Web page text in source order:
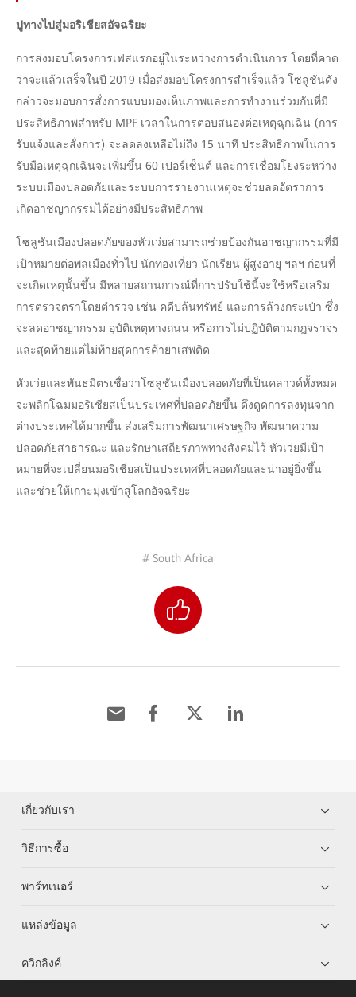
ปูทางไปสู่มอริเชียสอัจฉริยะ
การส่งมอบโครงการเฟสแรกอยู่ในระหว่างการดำเนินการ โดยที่คาด
ว่าจะแล้วเสร็จในปี 2019 เมื่อส่งมอบโครงการสำเร็จแล้ว โซลูชันดัง
กล่าวจะมอบการสั่งการแบบมองเห็นภาพและการทำงานร่วมกันที่มี
ประสิทธิภาพสำหรับ MPF เวลาในการตอบสนองต่อเหตุฉุกเฉิน (การ
รับแจ้งและสั่งการ) จะลดลงเหลือไม่ถึง 15 นาที ประสิทธิภาพในการ
รับมือเหตุฉุกเฉินจะเพิ่มขึ้น 60 เปอร์เซ็นต์ และการเชื่อมโยงระหว่าง
ระบบเมืองปลอดภัยและระบบการรายงานเหตุจะช่วยลดอัตราการ
เกิดอาชญากรรมได้อย่างมีประสิทธิภาพ
โซลูชันเมืองปลอดภัยของหัวเว่ยสามารถช่วยป้องกันอาชญากรรมที่มี
เป้าหมายต่อพลเมืองทั่วไป นักท่องเที่ยว นักเรียน ผู้สูงอายุ ฯลฯ ก่อนที่
จะเกิดเหตุนั้นขึ้น มีหลายสถานการณ์ที่การปรับใช้นี้จะใช้หรือเสริม
การตรวจตราโดยตำรวจ เช่น คดีปล้นทรัพย์ และการล้วงกระเป๋า ซึ่ง
จะลดอาชญากรรม อุบัติเหตุทางถนน หรือการไม่ปฏิบัติตามกฎจราจร
และสุดท้ายแต่ไม่ท้ายสุดการค้ายาเสพติด
หัวเว่ยและพันธมิตรเชื่อว่าโซลูชันเมืองปลอดภัยที่เป็นคลาวด์ทั้งหมด
จะพลิกโฉมมอริเชียสเป็นประเทศที่ปลอดภัยขึ้น ดึงดูดการลงทุนจาก
ต่างประเทศได้มากขึ้น ส่งเสริมการพัฒนาเศรษฐกิจ พัฒนาความ
ปลอดภัยสาธารณะ และรักษาเสถียรภาพทางสังคมไว้ หัวเว่ยมีเป้า
หมายที่จะเปลี่ยนมอริเชียสเป็นประเทศที่ปลอดภัยและน่าอยู่ยิ่งขึ้น
และช่วยให้เกาะมุ่งเข้าสู่โลกอัจฉริยะ
# South Africa
เกี่ยวกับเรา
วิธีการซื้อ
พาร์ทเนอร์
แหล่งข้อมูล
ควิกลิงค์